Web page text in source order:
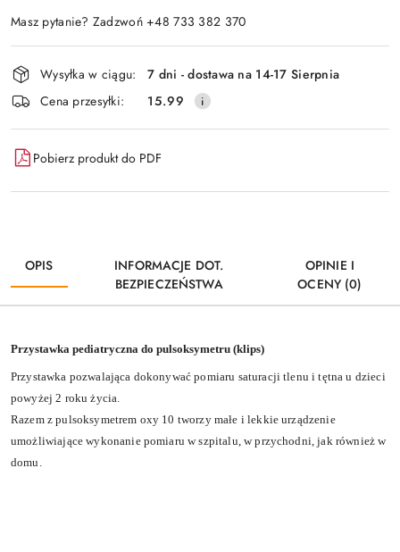
Masz pytanie? Zadzwoń +48 733 382 370
Dostępność
i
dostawa
Wysyłka w ciągu:
7 dni - dostawa na 14-17 Sierpnia
Cena przesyłki:
15.99
Pobierz produkt do PDF
OPIS
INFORMACJE DOT.
BEZPIECZEŃSTWA
OPINIE I
OCENY (0)
Przystawka pediatryczna do pulsoksymetru (klips)
Przystawka pozwalająca dokonywać pomiaru saturacji tlenu i tętna u dzieci
powyżej 2 roku życia.
Razem z pulsoksymetrem oxy 10 tworzy małe i lekkie urządzenie
umożliwiające wykonanie pomiaru w szpitalu, w przychodni, jak również w
domu.